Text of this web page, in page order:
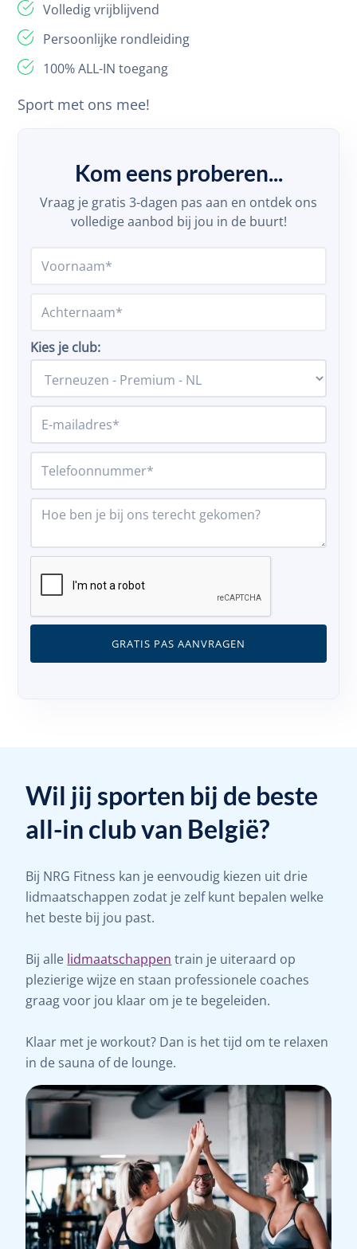
Volledig vrijblijvend
Persoonlijke rondleiding
100% ALL-IN toegang
Sport met ons mee!
Kom eens proberen...
Vraag je gratis 3-dagen pas aan en ontdek ons
volledige aanbod bij jou in de buurt!
Kies je club:
Wil jij sporten bij de beste
all-in club van België?
Bij NRG Fitness kan je eenvoudig kiezen uit drie
lidmaatschappen zodat je zelf kunt bepalen welke
het beste bij jou past.
Bij alle lidmaatschappen train je uiteraard op
plezierige wijze en staan professionele coaches
graag voor jou klaar om je te begeleiden.
Klaar met je workout? Dan is het tijd om te relaxen
in de sauna of de lounge.